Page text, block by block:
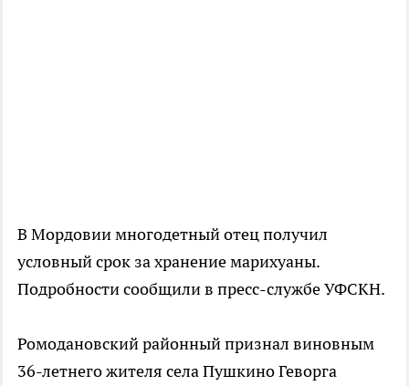
В Мордовии многодетный отец получил
условный срок за хранение марихуаны.
Подробности сообщили в пресс-службе УФСКН.
Ромодановский районный признал виновным
36-летнего жителя села Пушкино Геворга